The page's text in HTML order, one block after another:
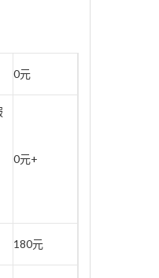
0元
0元+
180元